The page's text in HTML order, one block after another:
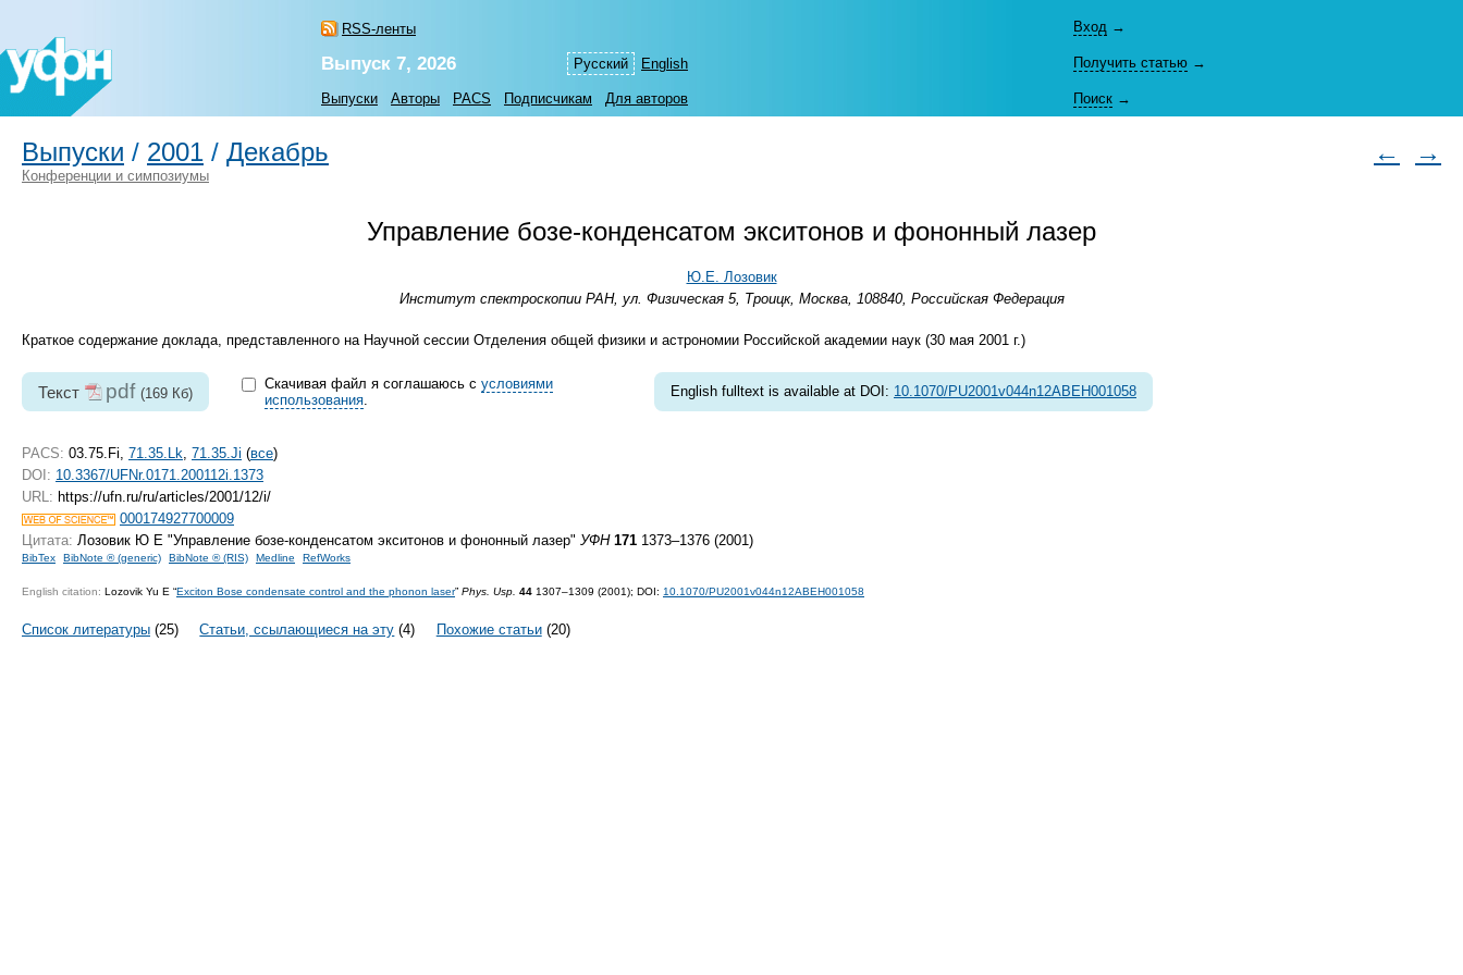
RSS-ленты
Русский English
Вход →
Выпуск 7, 2026 Получить статью →
Выпуски Авторы PACS Подписчикам Для авторов Поиск →
Выпуски / 2001 / Декабрь ← →
Конференции и симпозиумы
Управление бозе-конденсатом экситонов и фононный лазер
Ю.Е. Лозовик
Институт спектроскопии РАН, ул. Физическая 5, Троицк, Москва, 108840, Российская Федерация
Краткое содержание доклада, представленного на Научной сессии Отделения общей физики и астрономии Российской академии наук (30 мая 2001 г.)
Текст pdf (169 Кб)
Скачивая файл я соглашаюсь с условиями
использования.
English fulltext is available at DOI: 10.1070/PU2001v044n12ABEH001058
PACS: 03.75.Fi, 71.35.Lk 71.35.Ji (все)
DOI: 10.3367/UFNr.0171.200112i.1373
URL: https://ufn.ru/ru/articles/2001/12/i/
000174927700009
Цитата: Лозовик Ю Е "Управление бозе-конденсатом экситонов и фононный лазер" УФН 171 1373–1376 (2001)
BibTex BibNote ® (generic) BibNote ® (RIS) Medline RefWorks
English citation: Lozovik Yu E “Exciton Bose condensate control and the phonon laser” Phys. Usp. 44 1307–1309 (2001); DOI: 10.1070/PU2001v044n12ABEH001058
Список литературы (25) Статьи, ссылающиеся на эту (4) Похожие статьи(20)